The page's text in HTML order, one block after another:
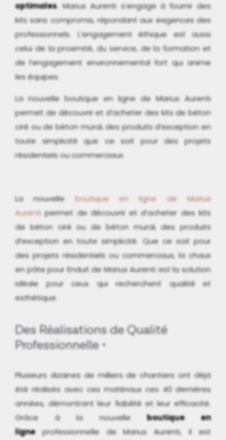
optimales. Marius Aurenti s’engage à fournir des
kits sans compromis, répondant aux exigences des
professionnels. L’engagement éthique est aussi
celui de la proximité, du service, de la formation et
de l’engagement environnemental fort qui anime
les équipes.
La nouvelle boutique en ligne de Marius Aurenti
permet de découvrir et d’acheter des kits de béton
ciré ou de béton mural, des produits d’exception en
toute simplicité que ce soit pour des projets
résidentiels ou commerciaux.
La nouvelleboutique en ligne de Marius
Aurenti permet de découvrir et d’acheter des kits
de béton ciré ou de béton mural, des produits
d’exception en toute simplicité. Que ce soit pour
des projets résidentiels ou commerciaux, la chaux
en pâte pour Enduit de Marius Aurenti est la solution
idéale pour ceux qui recherchent qualité et
esthétique.
Des Réalisations de Qualité
Professionnelle
Plusieurs dizaines de milliers de chantiers ont déjà
été réalisés avec ces matériaux ces 40 dernières
années, démontrant leur fiabilité et leur efficacité.
Grâce à la nouvelleboutique en
ligneprofessionnelle de Marius Aurenti, il est